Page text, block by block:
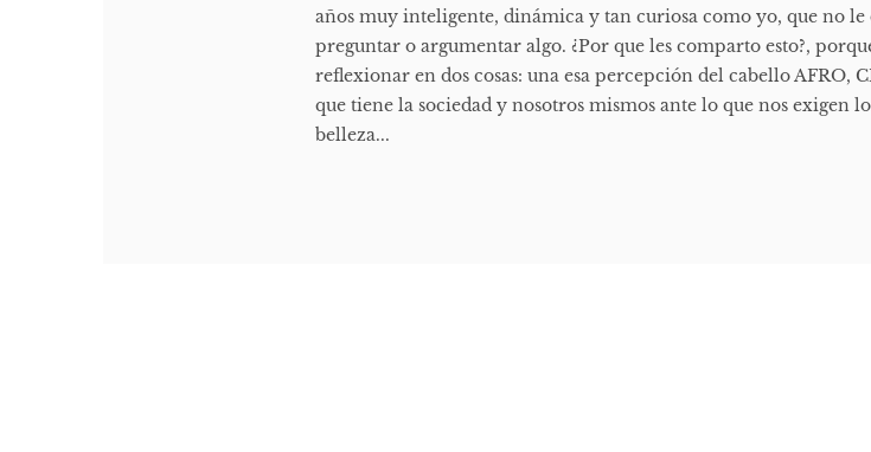
años muy inteligente, dinámica y tan curiosa como yo, que no le
preguntar o argumentar algo. ¿Por que les comparto esto?,
reflexionar en dos cosas: una esa percepción del cabello AFRO,
que tiene la sociedad y nosotros mismos ante lo que nos exigen
belleza...